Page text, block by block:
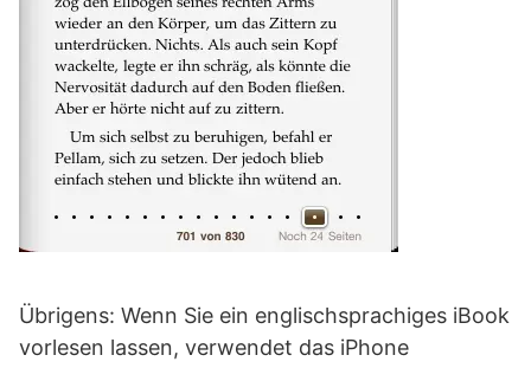
Übrigens: Wenn Sie ein englischsprachiges iBook
vorlesen lassen, verwendet das iPhone